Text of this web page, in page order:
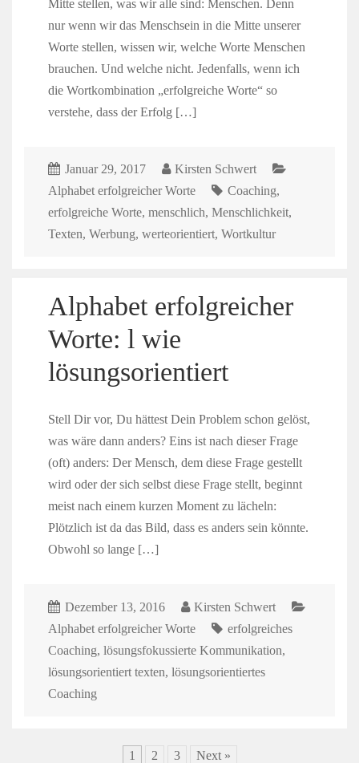
Mitte stellen, was wir alle sind: Menschen. Denn
nur wenn wir das Menschsein in die Mitte unserer
Worte stellen, wissen wir, welche Worte Menschen
brauchen. Und welche nicht. Jedenfalls, wenn ich
die Wortkombination „erfolgreiche Worte“ so
verstehe, dass der Erfolg […]
Januar 29, 2017
Kirsten Schwert
Alphabet erfolgreicher Worte
Coaching,
erfolgreiche Worte, menschlich, Menschlichkeit,
Texten, Werbung, werteorientiert, Wortkultur
Alphabet erfolgreicher
Worte: l wie
lösungsorientiert
Stell Dir vor, Du hättest Dein Problem schon gelöst,
was wäre dann anders? Eins ist nach dieser Frage
(oft) anders: Der Mensch, dem diese Frage gestellt
wird oder der sich selbst diese Frage stellt, beginnt
meist nach einem kurzen Moment zu lächeln:
Plötzlich ist da das Bild, dass es anders sein könnte.
Obwohl so lange […]
Dezember 13, 2016
Kirsten Schwert
Alphabet erfolgreicher Worte
erfolgreiches
Coaching, lösungsfokussierte Kommunikation,
lösungsorientiert texten, lösungsorientiertes
Coaching
1 2 3 Next »